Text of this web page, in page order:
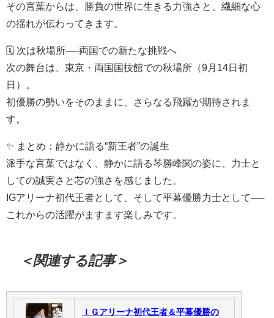
その言葉からは、勝負の世界に生きる力強さと、繊細な心
の揺れが伝わってきます。
🗓️ 次は秋場所──両国での新たな挑戦へ
次の舞台は、東京・両国国技館での秋場所（9月14日初
日）。
初優勝の勢いをそのままに、さらなる飛躍が期待されま
す。
✨ まとめ：静かに語る“新王者”の誕生
派手な言葉ではなく、静かに語る琴勝峰関の姿に、力士と
しての誠実さと芯の強さを感じました。
IGアリーナ初代王者として、そして平幕優勝力士として──
これからの活躍がますます楽しみです。
＜関連する記事＞
ＩＧアリーナ初代王者＆平幕優勝の